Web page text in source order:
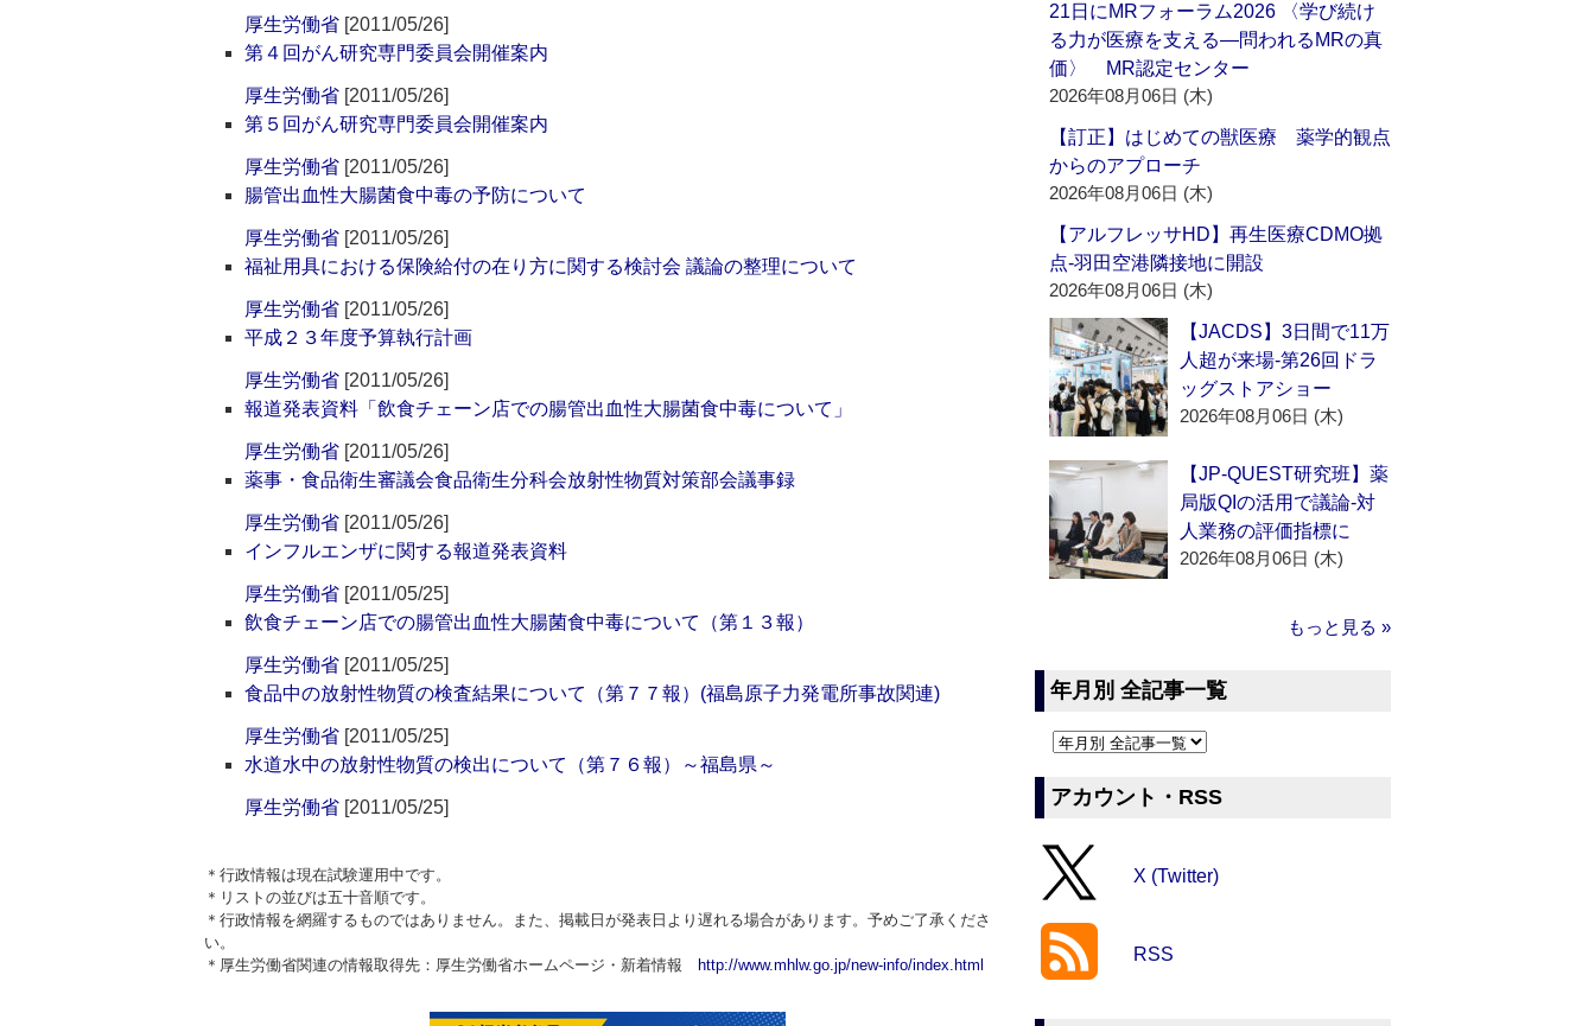
厚生労働省 [2011/05/26]
第４回がん研究専門委員会開催案内
厚生労働省 [2011/05/26]
第５回がん研究専門委員会開催案内
厚生労働省 [2011/05/26]
腸管出血性大腸菌食中毒の予防について
厚生労働省 [2011/05/26]
福祉用具における保険給付の在り方に関する検討会 議論の整理について
厚生労働省 [2011/05/26]
平成２３年度予算執行計画
厚生労働省 [2011/05/26]
報道発表資料「飲食チェーン店での腸管出血性大腸菌食中毒について」
厚生労働省 [2011/05/26]
薬事・食品衛生審議会食品衛生分科会放射性物質対策部会議事録
厚生労働省 [2011/05/26]
インフルエンザに関する報道発表資料
厚生労働省 [2011/05/25]
飲食チェーン店での腸管出血性大腸菌食中毒について（第１３報）
厚生労働省 [2011/05/25]
食品中の放射性物質の検査結果について（第７７報）(福島原子力発電所事故関連)
厚生労働省 [2011/05/25]
水道水中の放射性物質の検出について（第７６報）～福島県～
厚生労働省 [2011/05/25]
＊行政情報は現在試験運用中です。
＊リストの並びは五十音順です。
＊行政情報を網羅するものではありません。また、掲載日が発表日より遅れる場合があります。予めご了承くださ
い。
＊厚生労働省関連の情報取得先：厚生労働省ホームページ・新着情報
http://www.mhlw.go.jp/new-info/index.html
21日にMRフォーラム2026 〈学び続け
る力が医療を支える―問われるMRの真
価〉 MR認定センター
2026年08月06日 (木)
【訂正】はじめての獣医療 薬学的観点
からのアプローチ
2026年08月06日 (木)
【アルフレッサHD】再生医療CDMO拠
点‐羽田空港隣接地に開設
2026年08月06日 (木)
【JACDS】3日間で11万
人超が来場‐第26回ドラ
ッグストアショー
2026年08月06日 (木)
【JP-QUEST研究班】薬
局版QIの活用で議論‐対
人業務の評価指標に
2026年08月06日 (木)
もっと見る »
年月別 全記事一覧
アカウント・RSS
X (Twitter)
RSS